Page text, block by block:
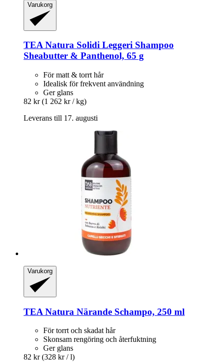
Varukorg
TEA Natura Solidi Leggeri Shampoo
Sheabutter & Panthenol, 65 g
För matt & torrt hår
Idealisk för frekvent användning
Ger glans
82 kr (1 262 kr / kg)
Leverans till 17. augusti
Varukorg
TEA Natura Närande Schampo, 250 ml
För torrt och skadat hår
Skonsam rengöring och återfuktning
Ger glans
82 kr (328 kr / l)